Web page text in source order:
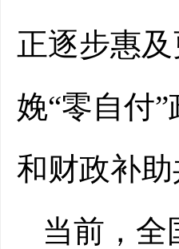
正逐步惠
娩“零自付
和财政补
当前，全